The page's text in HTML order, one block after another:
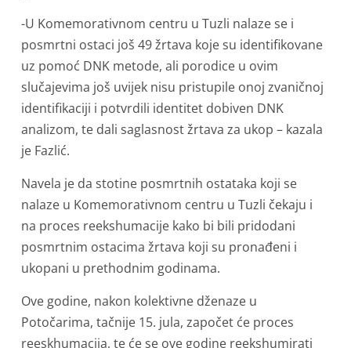
-U Komemorativnom centru u Tuzli nalaze se i
posmrtni ostaci još 49 žrtava koje su identifikovane
uz pomoć DNK metode, ali porodice u ovim
slučajevima još uvijek nisu pristupile onoj zvaničnoj
identifikaciji i potvrdili identitet dobiven DNK
analizom, te dali saglasnost žrtava za ukop – kazala
je Fazlić.
Navela je da stotine posmrtnih ostataka koji se
nalaze u Komemorativnom centru u Tuzli čekaju i
na proces reekshumacije kako bi bili pridodani
posmrtnim ostacima žrtava koji su pronađeni i
ukopani u prethodnim godinama.
Ove godine, nakon kolektivne dženaze u
Potočarima, tačnije 15. jula, započet će proces
reeskhumacija, te će se ove godine reekshumirati